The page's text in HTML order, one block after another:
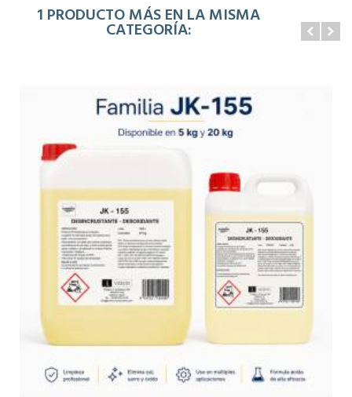
1 PRODUCTO MÁS EN LA MISMA
CATEGORÍA: